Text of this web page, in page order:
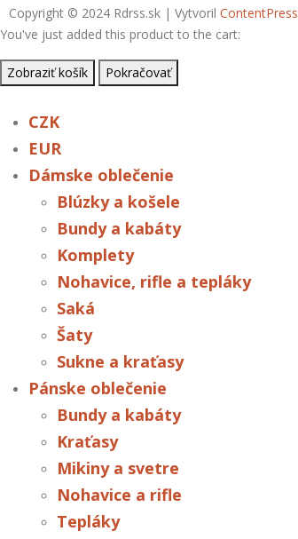
Copyright © 2024 Rdrss.sk | Vytvoril ContentPress
You've just added this product to the cart:
Zobraziť košík Pokračovať
CZK
EUR
Dámske oblečenie
Blúzky a košele
Bundy a kabáty
Komplety
Nohavice, rifle a tepláky
Saká
Šaty
Sukne a kraťasy
Pánske oblečenie
Bundy a kabáty
Kraťasy
Mikiny a svetre
Nohavice a rifle
Tepláky